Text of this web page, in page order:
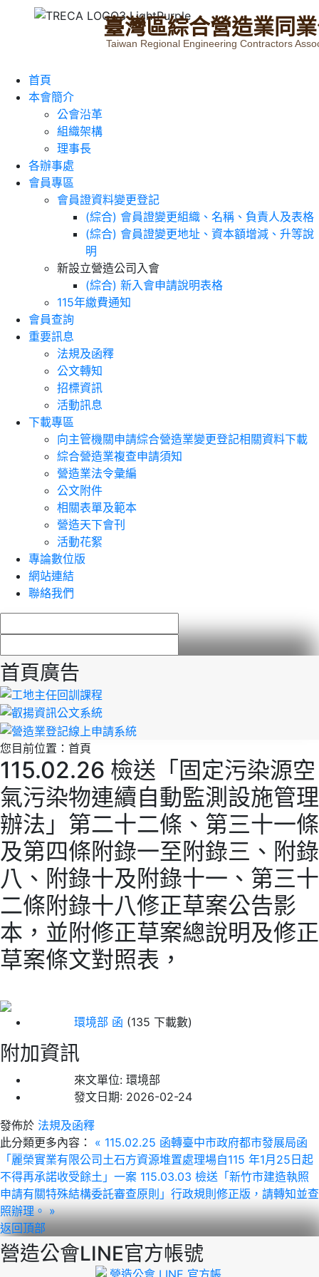
臺灣區綜合營造業同業
Taiwan Regional Engineering Contractors
首頁
本會簡介
公會沿革
組織架構
理事長
各辦事處
會員專區
會員證資料變更登記
(綜合) 會員證變更組織、名稱、負責人及表格
(綜合) 會員證變更地址、資本額增減、升等說
明
新設立營造公司入會
(綜合) 新入會申請說明表格
115年繳費通知
會員查詢
重要訊息
法規及函釋
公文轉知
招標資訊
活動訊息
下載專區
向主管機關申請綜合營造業變更登記相關資料下載
綜合營造業複查申請須知
營造業法令彙編
公文附件
相關表單及範本
營造天下會刊
活動花絮
專論數位版
網站連結
聯絡我們
首頁廣告
您目前位置： 首頁
115.02.26 檢送「固定污染源空
氣污染物連續自動監測設施管理
辦法」第二十二條、第三十一條
及第四條附錄一至附錄三、附錄
八、附錄十及附錄十一、第三十
二條附錄十八修正草案公告影
本，並附修正草案總說明及修正
草案條文對照表，
環境部 函 (135 下載數)
附加資訊
來文單位: 環境部
發文日期: 2026-02-24
發佈於 法規及函釋
此分類更多內容：
« 115.02.25 函轉臺中市政府都市發展局函
「麗榮實業有限公司土石方資源堆置處理場自115 年1月25日起
不得再承諾收受餘土」一案 115.03.03 檢送「新竹市建造執照
申請有關特殊結構委託審查原則」行政規則修正版，請轉知並查
照辦理。 »
返回頂部
營造公會LINE官方帳號